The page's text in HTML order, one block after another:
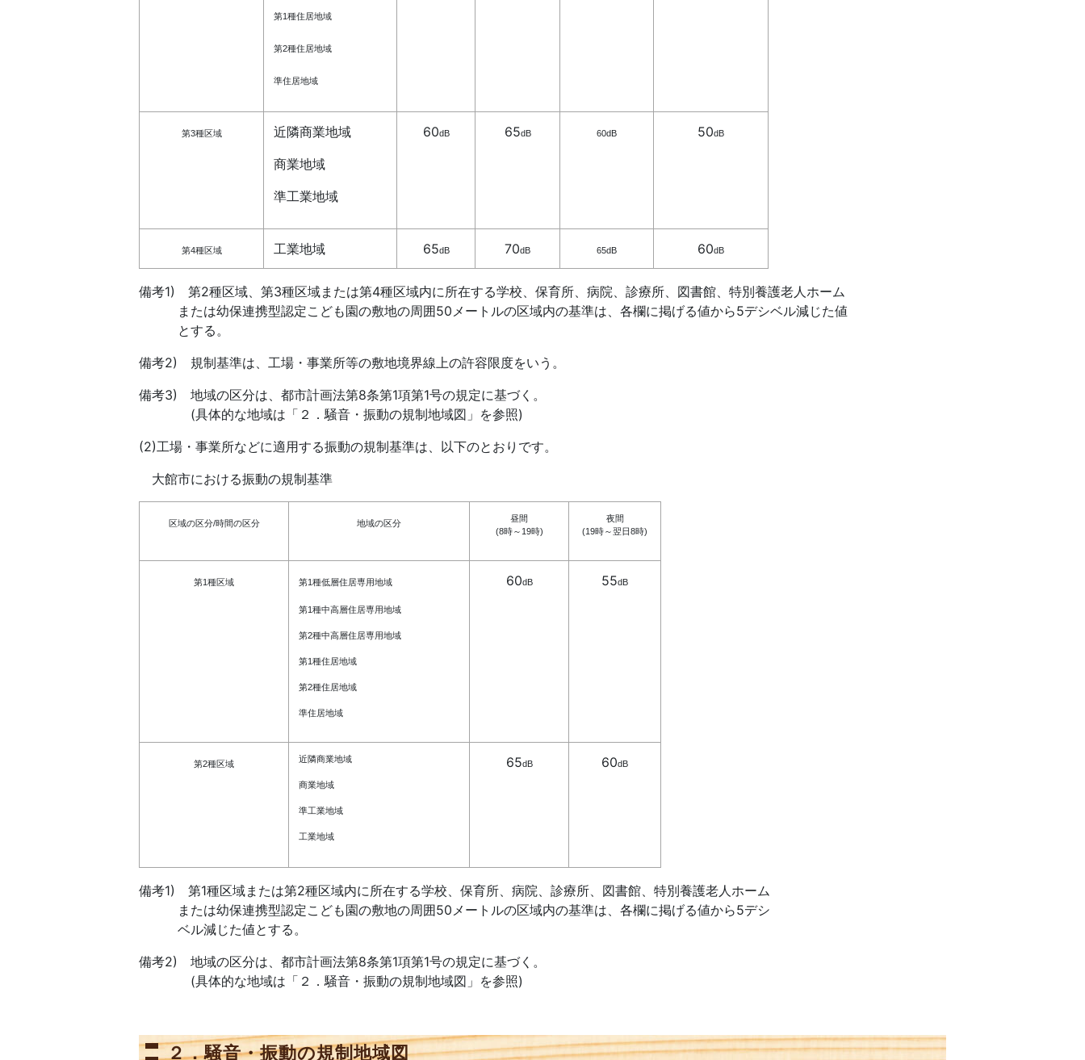
第1種住居地域
第2種住居地域
準住居地域
第3種区域
近隣商業地域
商業地域
準工業地域
60dB 65dB 60dB 50dB
第4種区域 工業地域 65dB 70dB 65dB 60dB
備考1) 第2種区域、第3種区域または第4種区域内に所在する学校、保育所、病院、診療所、図書館、特別養護老人ホーム
または幼保連携型認定こども園の敷地の周囲50メートルの区域内の基準は、各欄に掲げる値から5デシベル減じた値
とする。
備考2) 規制基準は、工場・事業所等の敷地境界線上の許容限度をいう。
備考3) 地域の区分は、都市計画法第8条第1項第1号の規定に基づく。
(具体的な地域は「２．騒音・振動の規制地域図」を参照)
(2)工場・事業所などに適用する振動の規制基準は、以下のとおりです。
大館市における振動の規制基準
区域の区分/時間の区分 地域の区分
昼間
(8時～19時)
夜間
(19時～翌日8時)
第1種区域 第1種低層住居専用地域
第1種中高層住居専用地域
第2種中高層住居専用地域
第1種住居地域
第2種住居地域
準住居地域
60dB 55dB
第2種区域 近隣商業地域
商業地域
準工業地域
工業地域
65dB 60dB
備考1) 第1種区域または第2種区域内に所在する学校、保育所、病院、診療所、図書館、特別養護老人ホーム
または幼保連携型認定こども園の敷地の周囲50メートルの区域内の基準は、各欄に掲げる値から5デシ
ベル減じた値とする。
備考2) 地域の区分は、都市計画法第8条第1項第1号の規定に基づく。
(具体的な地域は「２．騒音・振動の規制地域図」を参照)
２．騒音・振動の規制地域図